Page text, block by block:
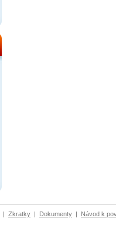
| Zkratky | Dokumenty | Návod k